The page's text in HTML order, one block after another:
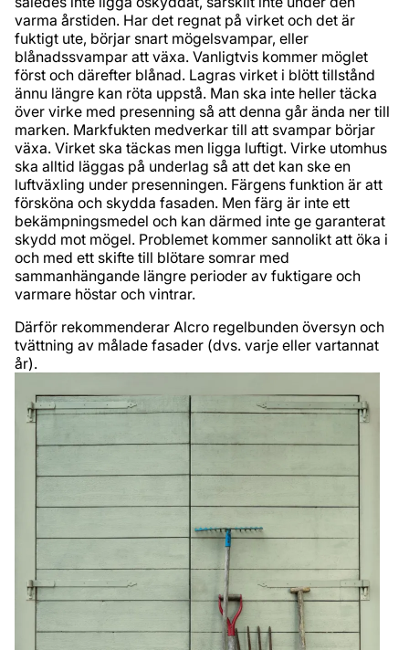
varma årstiden. Har det regnat på virket och det är
fuktigt ute, börjar snart mögelsvampar, eller
blånadssvampar att växa. Vanligtvis kommer möglet
först och därefter blånad. Lagras virket i blött tillstånd
ännu längre kan röta uppstå. Man ska inte heller täcka
över virke med presenning så att denna går ända ner till
marken. Markfukten medverkar till att svampar börjar
växa. Virket ska täckas men ligga luftigt. Virke utomhus
ska alltid läggas på underlag så att det kan ske en
luftväxling under presenningen. Färgens funktion är att
försköna och skydda fasaden. Men färg är inte ett
bekämpningsmedel och kan därmed inte ge garanterat
skydd mot mögel. Problemet kommer sannolikt att öka i
och med ett skifte till blötare somrar med
sammanhängande längre perioder av fuktigare och
varmare höstar och vintrar.
Därför rekommenderar Alcro regelbunden översyn och
tvättning av målade fasader (dvs. varje eller vartannat
år).